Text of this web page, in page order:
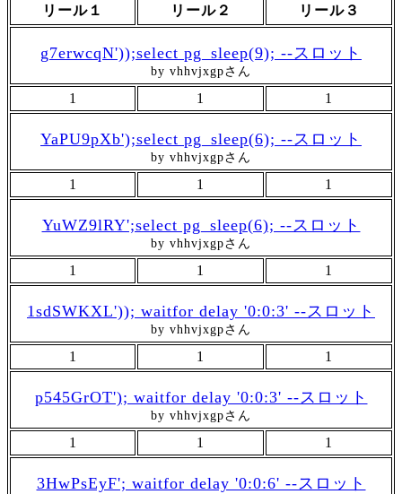
リール１ リール２ リール３
g7erwcqN'));select pg_sleep(9); --スロット
by vhhvjxgpさん
1 1 1
YaPU9pXb');select pg_sleep(6); --スロット
by vhhvjxgpさん
1 1 1
YuWZ9lRY';select pg_sleep(6); --スロット
by vhhvjxgpさん
1 1 1
1sdSWKXL')); waitfor delay '0:0:3' --スロット
by vhhvjxgpさん
1 1 1
p545GrOT'); waitfor delay '0:0:3' --スロット
by vhhvjxgpさん
1 1 1
3HwPsEyF'; waitfor delay '0:0:6' --スロット